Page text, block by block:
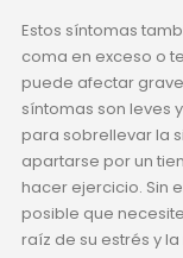
Estos síntomas
coma en exceso o
puede afectar
síntomas son leves
para sobrellevar la
apartarse por un
hacer ejercicio. Sin
posible que
raíz de su estrés y